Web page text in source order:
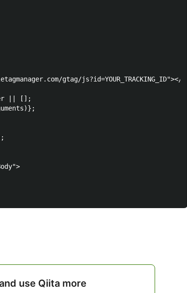
gtag/js?id=YOUR_TRACKING_ID"></
|| [];
use Qiita more